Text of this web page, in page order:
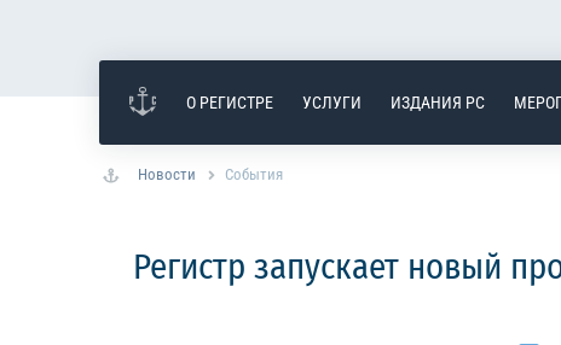
О РЕГИСТРЕ УСЛУГИ ИЗДАНИЯ РС
Новости События
Регистр запускает новый